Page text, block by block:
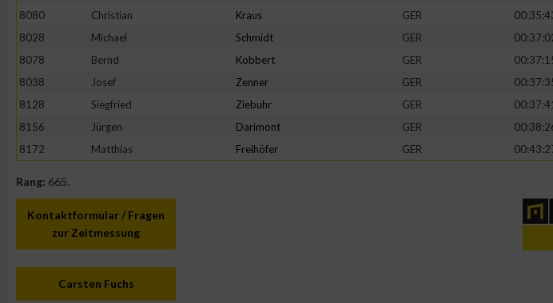
8080
Christian Kraus GER
8028
Michael Schmidt GER
8078
Bernd Kobbert GER
8038
Josef Zenner GER
8128
Siegfried Ziebuhr GER
8156
Jürgen Darimont GER
8172
Matthias Freihöfer GER
Rang: 665.
Kontaktformular / Fragen
zur Zeitmessung
Carsten Fuchs
Geräte anhand von aktiv angeforderten Informationen identifizieren
Nicht-IAB-Verarbeitungszwecke:
Notwendig
Performance
Funktional
Werbung